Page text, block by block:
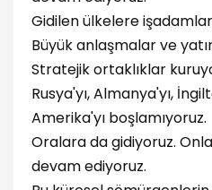
Gidilen ülkelere
Büyük anlaşmalar ve
Stratejik ortaklıklar
Rusya'yı, Almanya'yı,
Amerika'yı boşlamıyoruz.
Oralara da gidiyoruz.
devam ediyoruz.